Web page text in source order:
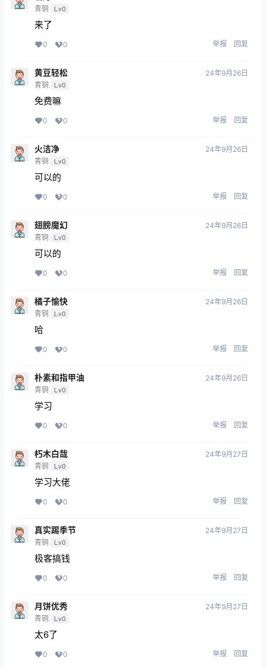
青铜 Lv0
来了
0 0 举报 回复
黄豆轻松
青铜 Lv0
24年9月26日
免费嘛
0 0 举报 回复
火洁净
青铜 Lv0
24年9月26日
可以的
0 0 举报 回复
翅膀魔幻
青铜 Lv0
24年9月26日
可以的
0 0 举报 回复
橘子愉快
青铜 Lv0
24年9月26日
哈
0 0 举报 回复
朴素和指甲油
青铜 Lv0
24年9月26日
学习
0 0 举报 回复
朽木白哉
青铜 Lv0
24年9月27日
学习大佬
0 0 举报 回复
真实踢季节
青铜 Lv0
24年9月27日
极客搞钱
0 0 举报 回复
月饼优秀
青铜 Lv0
24年9月27日
太6了
0 0 举报 回复